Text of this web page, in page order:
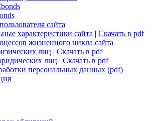
проведения платежей
сайта
характеристики сайта|Скачать в pdf
жизненного цикла сайта
лиц